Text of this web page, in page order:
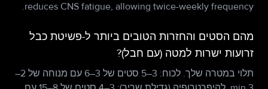
reduces CNS fatigue, allowing twice-weekly frequency.
מהם הסטים והחזרות הטובים ביותר ל-פשיטת כבל
זרועות ישרות למטה (עם חבל)?
תלוי במטרה שלך. לכוח: 3–5 סטים של 3–6 עם מנוחה של 2–